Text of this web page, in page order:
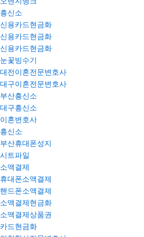
흥신소
신용카드현금화
신용카드현금화
신용카드현금화
눈꽃빙수기
대전이혼전문변호사
대구이혼전문변호사
부산흥신소
대구흥신소
이혼변호사
흥신소
부산휴대폰성지
시트파일
소액결제
휴대폰소액결제
핸드폰소액결제
소액결제현금화
소액결제상품권
카드현금화